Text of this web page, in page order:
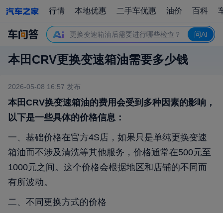
行情 本地优惠 二手车优惠 油价 百科
更换变速箱油后需要进行哪些检查？
更换变速箱油周期是多久？
问AI
本田CRV更换变速箱油需要多少钱
2026-05-08 16:57 发布
本田CRV换变速箱油的费用会受到多种因素的影响，
以下是一些具体的价格信息：
一、基础价格在官方4S店，如果只是单纯更换变速
箱油而不涉及清洗等其他服务，价格通常在500元至
1000元之间。这个价格会根据地区和店铺的不同而
有所波动。
二、不同更换方式的价格